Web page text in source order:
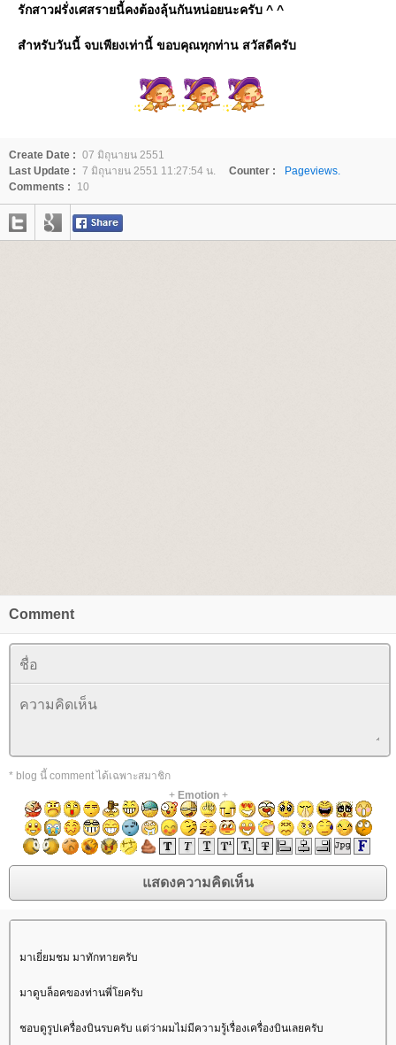
รักสาวฝรั่งเศสรายนี้คงต้องลุ้นกันหน่อยนะครับ ^ ^
สำหรับวันนี้ จบเพียงเท่านี้ ขอบคุณทุกท่าน สวัสดีครับ
Create Date : 07 มิถุนายน 2551
Last Update : 7 มิถุนายน 2551 11:27:54 น. Counter :
Pageviews.
Comments :
10
Comment
* blog นี้ comment ได้เฉพาะสมาชิก
+ Emotion+
มาเยี่ยมชม มาทักทายครับ
มาดูบล็อคของท่านพี่โยครับ
ชอบดูรูปเครื่องบินรบครับ แต่ว่าผมไม่มีความรู้เรื่องเครื่องบินเลยครับ